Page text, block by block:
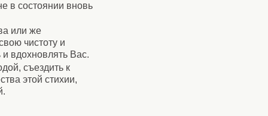
в состоянии вновь
или же
чистоту и
вдохновлять Вас.
съездить к
этой стихии,